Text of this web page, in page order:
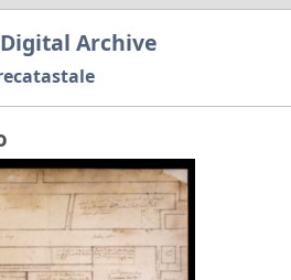
Archive